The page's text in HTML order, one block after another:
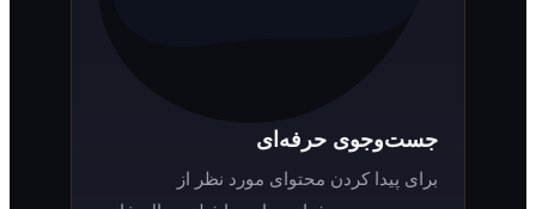
جست‌وجوی حرفه‌ای
برای پیدا کردن محتوای مورد نظر از